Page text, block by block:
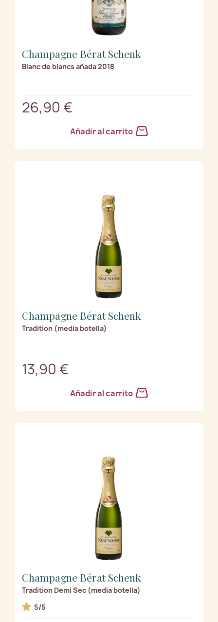
Champagne Bérat Schenk
Blanc de blancs añada 2018
26,90 €
Añadir al carrito
Champagne Bérat Schenk
Tradition (media botella)
13,90 €
Añadir al carrito
Champagne Bérat Schenk
Tradition Demi Sec (media botella)
5/5